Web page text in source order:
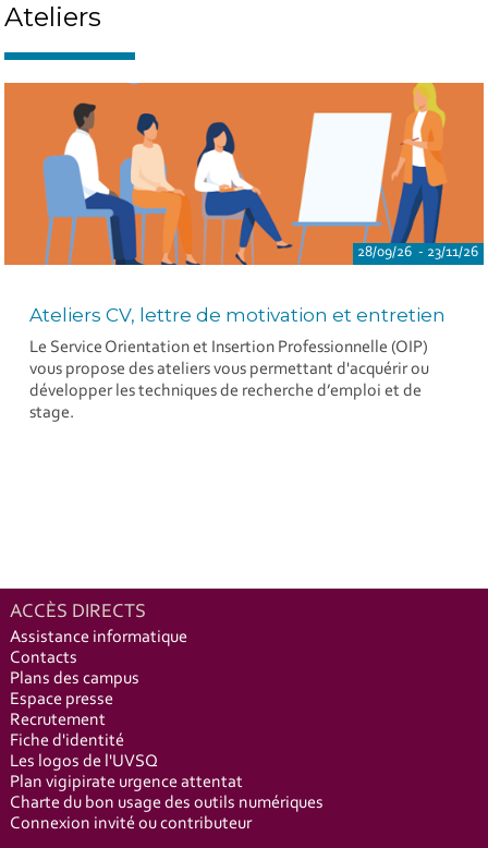
Ateliers
28/09/26 - 23/11/26
Ateliers CV, lettre de motivation et entretien
Le Service Orientation et Insertion Professionnelle (OIP)
vous propose des ateliers vous permettant d'acquérir ou
développer les techniques de recherche d’emploi et de
stage.
ACCÈS DIRECTS
Assistance informatique
Contacts
Plans des campus
Espace presse
Recrutement
Fiche d'identité
Les logos de l'UVSQ
Plan vigipirate urgence attentat
Charte du bon usage des outils numériques
Connexion invité ou contributeur